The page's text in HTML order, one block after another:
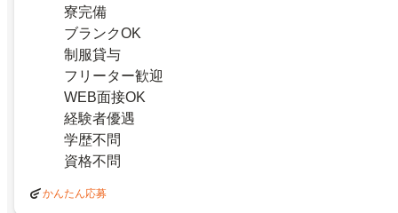
寮完備
ブランクOK
制服貸与
フリーター歓迎
WEB面接OK
経験者優遇
学歴不問
資格不問
かんたん応募